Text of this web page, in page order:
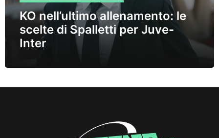
KO nell’ultimo allenamento: le
scelte di Spalletti per Juve-
Inter